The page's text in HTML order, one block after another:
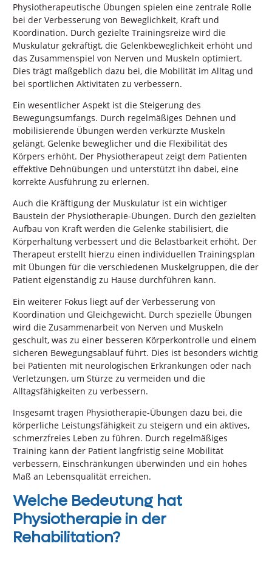
Physiotherapeutische Übungen spielen eine zentrale Rolle
bei der Verbesserung von Beweglichkeit, Kraft und
Koordination. Durch gezielte Trainingsreize wird die
Muskulatur gekräftigt, die Gelenkbeweglichkeit erhöht und
das Zusammenspiel von Nerven und Muskeln optimiert.
Dies trägt maßgeblich dazu bei, die Mobilität im Alltag und
bei sportlichen Aktivitäten zu verbessern.
Ein wesentlicher Aspekt ist die Steigerung des
Bewegungsumfangs. Durch regelmäßiges Dehnen und
mobilisierende Übungen werden verkürzte Muskeln
gelängt, Gelenke beweglicher und die Flexibilität des
Körpers erhöht. Der Physiotherapeut zeigt dem Patienten
effektive Dehnübungen und unterstützt ihn dabei, eine
korrekte Ausführung zu erlernen.
Auch die Kräftigung der Muskulatur ist ein wichtiger
Baustein der Physiotherapie-Übungen. Durch den gezielten
Aufbau von Kraft werden die Gelenke stabilisiert, die
Körperhaltung verbessert und die Belastbarkeit erhöht. Der
Therapeut erstellt hierzu einen individuellen Trainingsplan
mit Übungen für die verschiedenen Muskelgruppen, die der
Patient eigenständig zu Hause durchführen kann.
Ein weiterer Fokus liegt auf der Verbesserung von
Koordination und Gleichgewicht. Durch spezielle Übungen
wird die Zusammenarbeit von Nerven und Muskeln
geschult, was zu einer besseren Körperkontrolle und einem
sicheren Bewegungsablauf führt. Dies ist besonders wichtig
bei Patienten mit neurologischen Erkrankungen oder nach
Verletzungen, um Stürze zu vermeiden und die
Alltagsfähigkeiten zu verbessern.
Insgesamt tragen Physiotherapie-Übungen dazu bei, die
körperliche Leistungsfähigkeit zu steigern und ein aktives,
schmerzfreies Leben zu führen. Durch regelmäßiges
Training kann der Patient langfristig seine Mobilität
verbessern, Einschränkungen überwinden und ein hohes
Maß an Lebensqualität erreichen.
Welche Bedeutung hat
Physiotherapie in der
Rehabilitation?